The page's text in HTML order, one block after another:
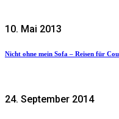
10. Mai 2013
Nicht ohne mein Sofa – Reisen für
24. September 2014